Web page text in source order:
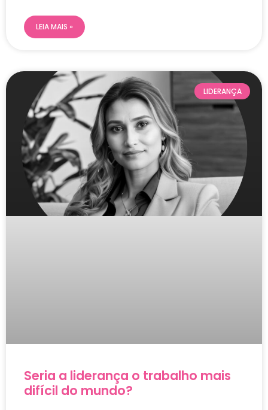
LEIA MAIS »
LIDERANÇA
Seria a liderança o trabalho mais
difícil do mundo?